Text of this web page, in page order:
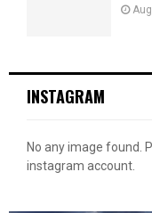
INSTAGRAM
No any image found.
instagram account.